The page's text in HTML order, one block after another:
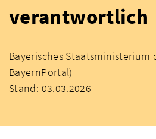
verantwortlich
Bayerisches Staatsministerium
BayernPortal)
Stand: 03.03.2026